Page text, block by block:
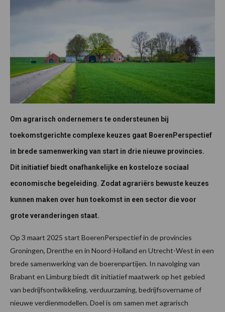
Om agrarisch ondernemers te ondersteunen bij
toekomstgerichte complexe keuzes gaat BoerenPerspectief
in brede samenwerking van start in drie nieuwe provincies.
Dit initiatief biedt onafhankelijke en kosteloze sociaal
economische begeleiding. Zodat agrariërs bewuste keuzes
kunnen maken over hun toekomst in een sector die voor
grote veranderingen staat.
Op 3 maart 2025 start BoerenPerspectief in de provincies
Groningen, Drenthe en in Noord-Holland en Utrecht-West in een
brede samenwerking van de boerenpartijen. In navolging van
Brabant en Limburg biedt dit initiatief maatwerk op het gebied
van bedrijfsontwikkeling, verduurzaming, bedrijfsovername of
nieuwe verdienmodellen. Doel is om samen met agrarisch